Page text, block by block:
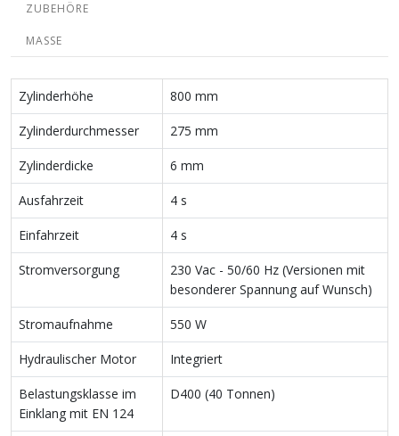
ZUBEHÖRE
MASSE
Zylinderhöhe 800 mm
Zylinderdurchmesser 275 mm
Zylinderdicke 6 mm
Ausfahrzeit 4 s
Einfahrzeit 4 s
Stromversorgung
230 Vac - 50/60 Hz (Versionen mit
besonderer Spannung auf Wunsch)
Stromaufnahme 550 W
Hydraulischer Motor Integriert
Belastungsklasse im
Einklang mit EN 124
D400 (40 Tonnen)